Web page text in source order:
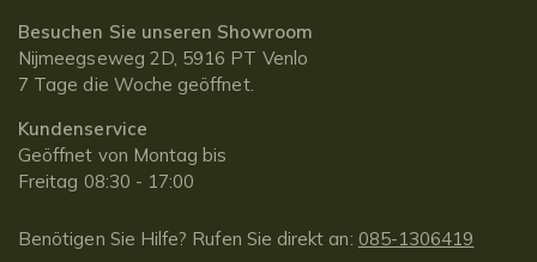
Besuchen Sie unseren Showroom
Nijmeegseweg 2D, 5916 PT Venlo
7 Tage die Woche geöffnet.
Kundenservice
Geöffnet von Montag bis
Freitag 08:30 - 17:00
Benötigen Sie Hilfe? Rufen Sie direkt an: 085-1306419